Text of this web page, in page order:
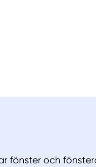
fönster och